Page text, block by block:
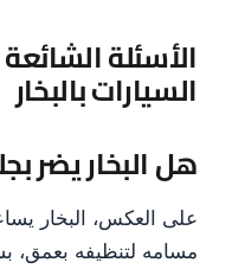
الأسئلة
السيارات بالبخار
هل البخار يضر
على العكس، البخار
مسامه لتنظيفه بعمق،